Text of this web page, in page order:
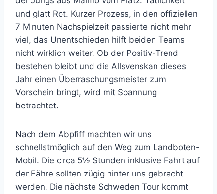
und glatt Rot. Kurzer Prozess, in den offiziellen
7 Minuten Nachspielzeit passierte nicht mehr
viel, das Unentschieden hilft beiden Teams
nicht wirklich weiter. Ob der Positiv-Trend
bestehen bleibt und die Allsvenskan dieses
Jahr einen Überraschungsmeister zum
Vorschein bringt, wird mit Spannung
betrachtet.
Nach dem Abpfiff machten wir uns
schnellstmöglich auf den Weg zum Landboten-
Mobil. Die circa 5½ Stunden inklusive Fahrt auf
der Fähre sollten zügig hinter uns gebracht
werden. Die nächste Schweden Tour kommt